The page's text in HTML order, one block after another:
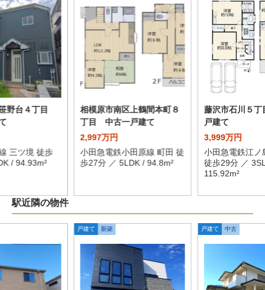
野台４丁目
三ツ境 徒歩
/ 94.93m²
相模原市南区上鶴間本町８
丁目 中古一戸建て
2,997万円
小田急電鉄小田原線 町田 徒
歩27分 ／ 5LDK / 94.8m²
藤沢市石川５
戸建て
3,999万円
小田急電鉄江ノ
徒歩29分 ／
115.92m²
駅近隣の物件
戸建て 新築 戸建て 中古